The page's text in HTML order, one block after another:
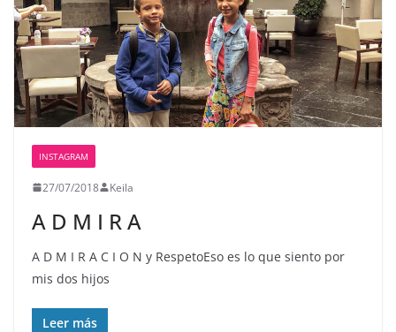
INSTAGRAM
27/07/2018 Keila
A D M I R A
A D M I R A C I O N y Respeto️Eso es lo que siento por
mis dos hijos
Leer más